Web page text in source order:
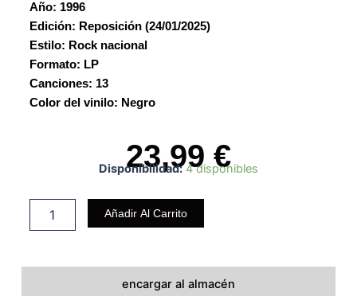
encargar al almacén
Año: 1996
Edición: Reposición (24/01/2025)
Estilo: Rock nacional
Formato: LP
Canciones: 13
Color del vinilo: Negro
23,99 €
Disponibilidad: 4 disponibles
cantidad
Añadir Al Carrito